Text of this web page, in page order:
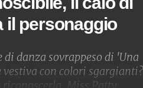
il personaggio
danza sovrappeso di 'Una
con colori sgargianti?
riconoscerla. Miss Patty,